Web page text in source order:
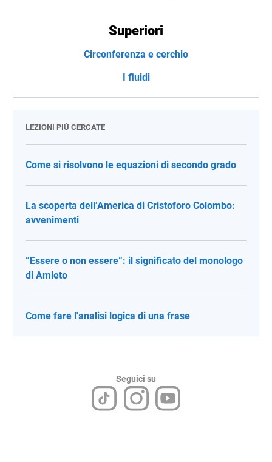
Superiori
Circonferenza e cerchio
I fluidi
LEZIONI PIÙ CERCATE
Come si risolvono le equazioni di secondo grado
La scoperta dell’America di Cristoforo Colombo:
avvenimenti
“Essere o non essere”: il significato del monologo
di Amleto
Come fare l'analisi logica di una frase
Seguici su